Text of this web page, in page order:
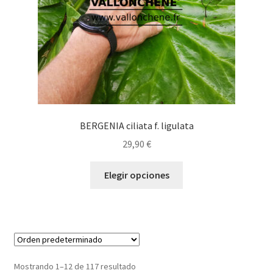
la
página
de
producto
BERGENIA ciliata f. ligulata
29,90 €
Elegir opciones
Mostrando 1–12 de 117 resultado